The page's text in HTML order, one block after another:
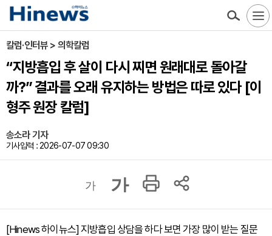
칼럼·인터뷰 > 의학칼럼
“지방흡입 후 살이 다시 찌면 원래대로 돌아갈
까?” 결과를 오래 유지하는 방법은 따로 있다 [이
형주 원장 칼럼]
송소라 기자
기사입력 : 2026-07-07 09:30
가 가
[Hinews 하이뉴스] 지방흡입 상담을 하다 보면 가장 많이 받는 질문